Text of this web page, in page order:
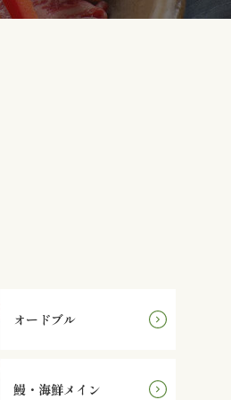
オードブル
鰻・海鮮メイン